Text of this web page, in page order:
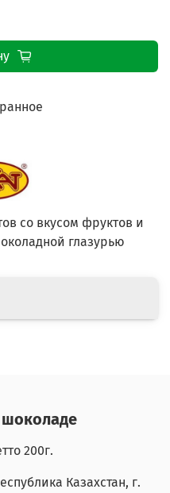
со вкусом фруктов и
глазурью
200г.
Казахстан, г.